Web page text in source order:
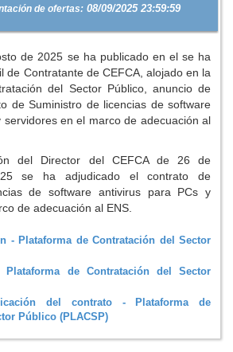
de ofertas: 08/09/2025 23:59:59
de 2025 se ha publicado en el se ha
de Contratante de CEFCA, alojado en la
del Sector Público, anuncio de
de Suministro de licencias de software
servidores en el marco de adecuación al
del Director del CEFCA de 26 de
se ha adjudicado el contrato de
de software antivirus para PCs y
de adecuación al ENS.
- Plataforma de Contratación del Sector
de Contratación del Sector
del contrato - Plataforma de
Público (PLACSP)